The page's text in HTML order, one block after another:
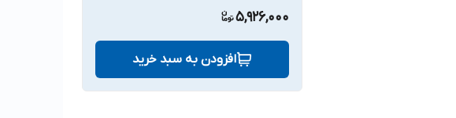
5,926,000
افزودن به سبد خرید